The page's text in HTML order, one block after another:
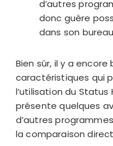
d’autres
donc guère
dans son
Bien sûr, il y a
caractéristiques qui
l’utilisation du Status
présente quelques
d’autres
lacomparaison